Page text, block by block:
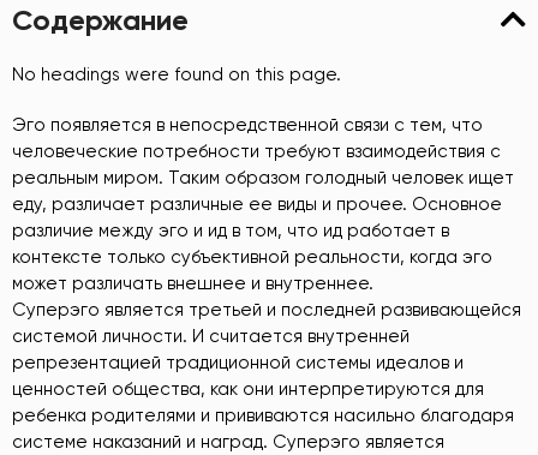
Содержание
No headings were found on this page.
Эго появляется в непосредственной связи с тем, что
человеческие потребности требуют взаимодействия с
реальным миром. Таким образом голодный человек ищет
еду, различает различные ее виды и прочее. Основное
различие между эго и ид в том, что ид работает в
контексте только субъективной реальности, когда эго
может различать внешнее и внутреннее.
Суперэго является третьей и последней развивающейся
системой личности. И считается внутренней
репрезентацией традиционной системы идеалов и
ценностей общества, как они интерпретируются для
ребенка родителями и прививаются насильно благодаря
системе наказаний и наград. Суперэго является